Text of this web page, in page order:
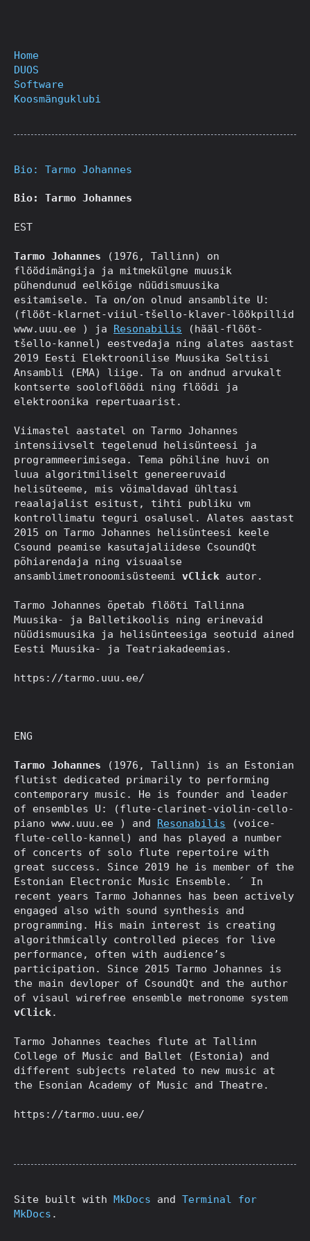
Home
DUOS
Software
Koosmänguklubi
Bio: Tarmo Johannes
Bio: Tarmo Johannes
EST
Tarmo Johannes (1976, Tallinn) on
flöödimängija ja mitmekülgne muusik
pühendunud eelkõige nüüdismuusika
esitamisele. Ta on/on olnud ansamblite U:
(flööt-klarnet-viiul-tšello-klaver-löökpillid
www.uuu.ee ) ja Resonabilis (hääl-flööt-
tšello-kannel) eestvedaja ning alates aastast
2019 Eesti Elektroonilise Muusika Seltisi
Ansambli (EMA) liige. Ta on andnud arvukalt
kontserte sooloflöödi ning flöödi ja
elektroonika repertuaarist.
Viimastel aastatel on Tarmo Johannes
intensiivselt tegelenud helisünteesi ja
programmeerimisega. Tema põhiline huvi on
luua algoritmiliselt genereeruvaid
helisüteeme, mis võimaldavad ühltasi
reaalajalist esitust, tihti publiku vm
kontrollimatu teguri osalusel. Alates aastast
2015 on Tarmo Johannes helisünteesi keele
Csound peamise kasutajaliidese CsoundQt
põhiarendaja ning visuaalse
ansamblimetronoomisüsteemi vClick autor.
Tarmo Johannes õpetab flööti Tallinna
Muusika- ja Balletikoolis ning erinevaid
nüüdismuusika ja helisünteesiga seotuid ained
Eesti Muusika- ja Teatriakadeemias.
https://tarmo.uuu.ee/
ENG
Tarmo Johannes (1976, Tallinn) is an Estonian
flutist dedicated primarily to performing
contemporary music. He is founder and leader
of ensembles U: (flute-clarinet-violin-cello-
piano www.uuu.ee ) and Resonabilis (voice-
flute-cello-kannel) and has played a number
of concerts of solo flute repertoire with
great success. Since 2019 he is member of the
Estonian Electronic Music Ensemble. ´ In
recent years Tarmo Johannes has been actively
engaged also with sound synthesis and
programming. His main interest is creating
algorithmically controlled pieces for live
performance, often with audience’s
participation. Since 2015 Tarmo Johannes is
the main devloper of CsoundQt and the author
of visaul wirefree ensemble metronome system
vClick.
Tarmo Johannes teaches flute at Tallinn
College of Music and Ballet (Estonia) and
different subjects related to new music at
the Esonian Academy of Music and Theatre.
https://tarmo.uuu.ee/
Site built with MkDocs and Terminal for
MkDocs .